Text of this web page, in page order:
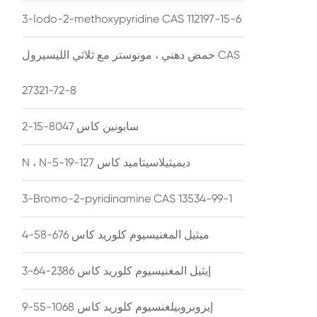
3-Iodo-2-methoxypyridine CAS 112197-15-6
حمض دهني ، مونوستر مع ثلاثي الليسيرول CAS
27321-72-8
سابونين كاس 8047-15-2
N ، N-ديميثيلاسيتاميد كاس 127-19-5
3-Bromo-2-pyridinamine CAS 13534-99-1
ميثيل المغنيسيوم كلوريد كاس 676-58-4
إيثيل المغنيسيوم كلوريد كاس 2386-64-3
إيزوبروبيلغنسيوم كلوريد كاس 1068-55-9